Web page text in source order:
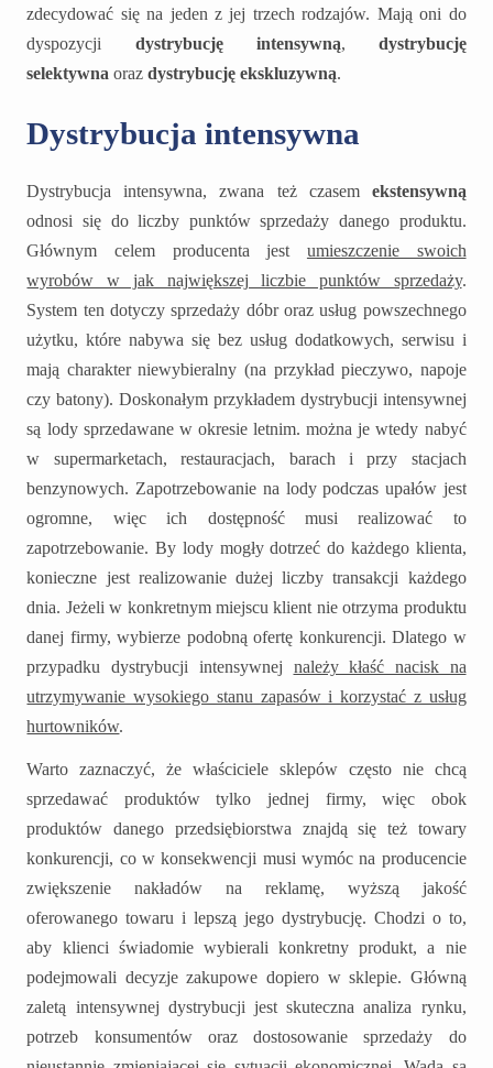
zdecydować się na jeden z jej trzech rodzajów. Mają oni do
dyspozycji dystrybucję intensywną, dystrybucję
selektywna orazdystrybucję ekskluzywną.
Dystrybucja intensywna
Dystrybucja intensywna, zwana też czasem ekstensywną
odnosi się do liczby punktów sprzedaży danego produktu.
Głównym celem producenta jest umieszczenie swoich
wyrobów w jak największej liczbie punktów sprzedaży.
System ten dotyczy sprzedaży dóbr oraz usług powszechnego
użytku, które nabywa się bez usług dodatkowych, serwisu i
mają charakter niewybieralny (na przykład pieczywo, napoje
czy batony). Doskonałym przykładem dystrybucji intensywnej
są lody sprzedawane w okresie letnim. można je wtedy nabyć
w supermarketach, restauracjach, barach i przy stacjach
benzynowych. Zapotrzebowanie na lody podczas upałów jest
ogromne, więc ich dostępność musi realizować to
zapotrzebowanie. By lody mogły dotrzeć do każdego klienta,
konieczne jest realizowanie dużej liczby transakcji każdego
dnia. Jeżeli w konkretnym miejscu klient nie otrzyma produktu
danej firmy, wybierze podobną ofertę konkurencji. Dlatego w
przypadku dystrybucji intensywnej należy kłaść nacisk na
utrzymywanie wysokiego stanu zapasów i korzystać z usług
hurtowników.
Warto zaznaczyć, że właściciele sklepów często nie chcą
sprzedawać produktów tylko jednej firmy, więc obok
produktów danego przedsiębiorstwa znajdą się też towary
konkurencji, co w konsekwencji musi wymóc na producencie
zwiększenie nakładów na reklamę, wyższą jakość
oferowanego towaru i lepszą jego dystrybucję. Chodzi o to,
aby klienci świadomie wybierali konkretny produkt, a nie
podejmowali decyzje zakupowe dopiero w sklepie. Główną
zaletą intensywnej dystrybucji jest skuteczna analiza rynku,
potrzeb konsumentów oraz dostosowanie sprzedaży do